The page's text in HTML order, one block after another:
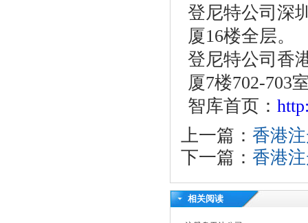
登尼特公司深
厦16楼全层。
登尼特公司香
厦7楼702-703
智库首页：
上一篇： 香港
下一篇： 香港
相关阅读